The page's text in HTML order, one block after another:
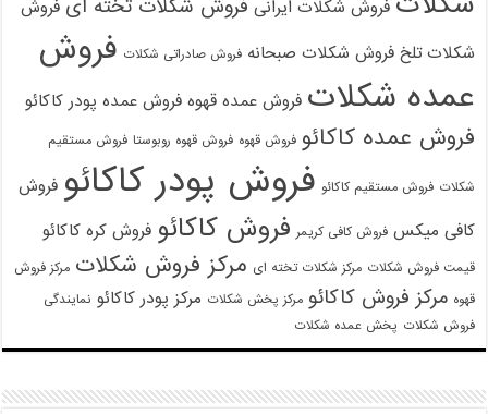
فروش شکلات ایرانی فروش شکلات تخته ای فروش
شکلات تلخ فروش شکلات صبحانه فروش صادراتی شکلات فروش
عمده شکلات فروش عمده قهوه فروش عمده پودر کاکائو
فروش عمده کاکائو فروش قهوه فروش قهوه روبوستا فروش مستقیم
شکلات فروش مستقیم کاکائو فروش پودر کاکائو فروش
کافی میکس فروش کافی کریمر فروش کاکائو فروش کره کاکائو
قیمت فروش شکلات مرکز شکلات تخته ای مرکز فروش شکلات مرکز فروش
قهوه مرکز فروش کاکائو مرکز پخش شکلات مرکز پودر کاکائو نمایندگی
فروش شکلات پخش عمده شکلات